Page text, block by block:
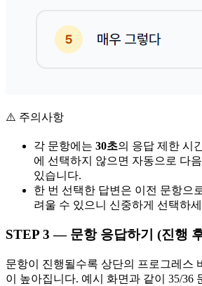
⚠️ 주의사항
각 문항에는 30초의 응답 제한 시
에 선택하지 않으면 자동으로 다
있습니다.
한 번 선택한 답변은 이전 문항으
려울 수 있으니 신중하게 선택하
STEP 3 — 문항 응답하기 (진행
문항이 진행될수록 상단의 프로그레스
이 높아집니다. 예시 화면과 같이 35/36